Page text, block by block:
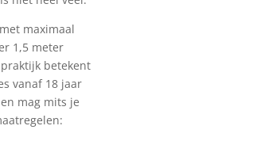
maximaal
1,5 meter
betekent
vanaf 18 jaar
mag mits je